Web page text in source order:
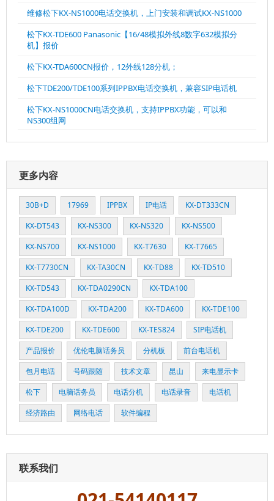
维修松下KX-NS1000电话交换机，上门安装和调试KX-NS1000
松下KX-TDE600 Panasonic【16/48模拟外线8数字632模拟分
机】报价
松下KX-TDA600CN报价，12外线128分机；
松下TDE200/TDE100系列IPPBX电话交换机，兼容SIP电话机
松下KX-NS1000CN电话交换机，支持IPPBX功能，可以和
NS300组网
更多内容
30B+D 17969 IPPBX IP电话
KX-DT333CN
KX-DT543
KX-NS300 KX-NS320
KX-NS500
KX-NS700
KX-NS1000 KX-T7630
KX-T7665
KX-T7730CN
KX-TA30CN KX-TD88
KX-TD510
KX-TD543
KX-TDA0290CN
KX-TDA100
KX-TDA100D
KX-TDA200 KX-TDA600
KX-TDE100
KX-TDE200
KX-TDE600 KX-TES824
SIP电话机
产品报价
优伦电脑话务员 分机板
前台电话机
包月电话
号码跟随 技术文章 昆山
来电显示卡
松下
电脑话务员 电话分机 电话录音
电话机
经济路由
网络电话 软件编程
联系我们